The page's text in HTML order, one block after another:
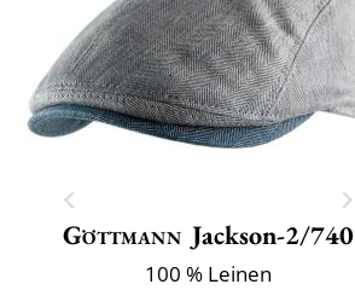
Göttmann Jackson-2/740
100 % Leinen